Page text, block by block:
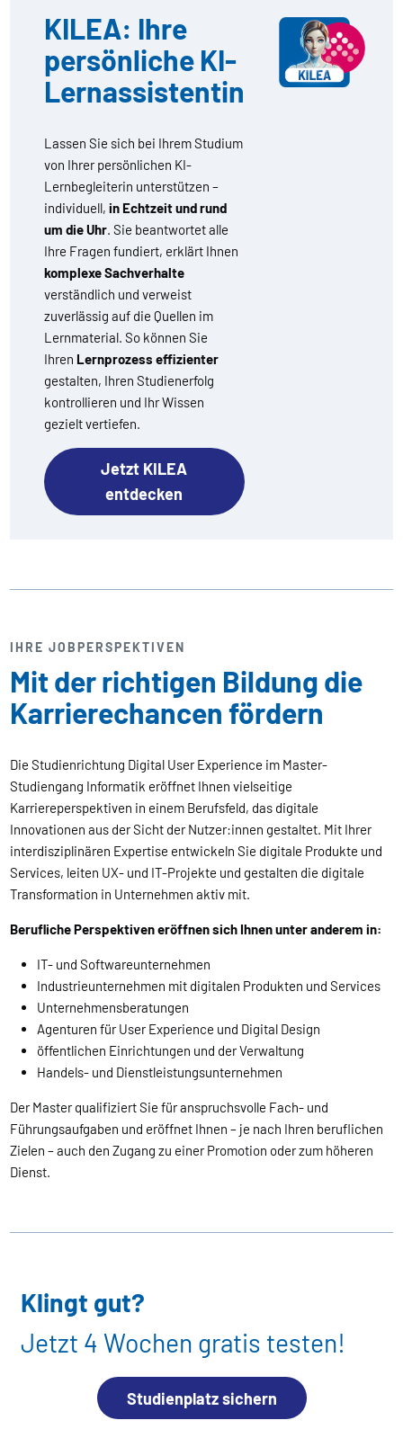
KILEA: Ihre
persönliche KI-
Lernassistentin
Lassen Sie sich bei Ihrem Studium
von Ihrer persönlichen KI-
Lernbegleiterin unterstützen –
individuell, in Echtzeit und rund
um die Uhr. Sie beantwortet alle
Ihre Fragen fundiert, erklärt Ihnen
komplexe Sachverhalte
verständlich und verweist
zuverlässig auf die Quellen im
Lernmaterial. So können Sie
Ihren Lernprozess effizienter
gestalten, Ihren Studienerfolg
kontrollieren und Ihr Wissen
gezielt vertiefen.
Jetzt KILEA
entdecken
IHRE JOBPERSPEKTIVEN
Mit der richtigen Bildung die
Karrierechancen fördern
Die Studienrichtung Digital User Experience im Master-
Studiengang Informatik eröffnet Ihnen vielseitige
Karriereperspektiven in einem Berufsfeld, das digitale
Innovationen aus der Sicht der Nutzer:innen gestaltet. Mit Ihrer
interdisziplinären Expertise entwickeln Sie digitale Produkte und
Services, leiten UX- und IT-Projekte und gestalten die digitale
Transformation in Unternehmen aktiv mit.
Berufliche Perspektiven eröffnen sich Ihnen unter anderem in:
IT- und Softwareunternehmen
Industrieunternehmen mit digitalen Produkten und Services
Unternehmensberatungen
Agenturen für User Experience und Digital Design
öffentlichen Einrichtungen und der Verwaltung
Handels- und Dienstleistungsunternehmen
Der Master qualifiziert Sie für anspruchsvolle Fach- und
Führungsaufgaben und eröffnet Ihnen – je nach Ihren beruflichen
Zielen – auch den Zugang zu einer Promotion oder zum höheren
Dienst.
Klingt gut?
Jetzt 4 Wochen gratis testen!
Studienplatz sichern